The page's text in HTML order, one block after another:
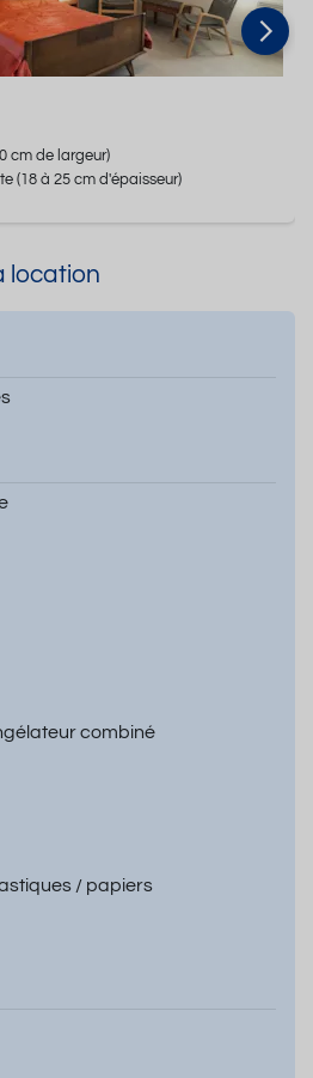
cm de largeur)
(18 à 25 cm d'épaisseur)
location
combiné
/ papiers